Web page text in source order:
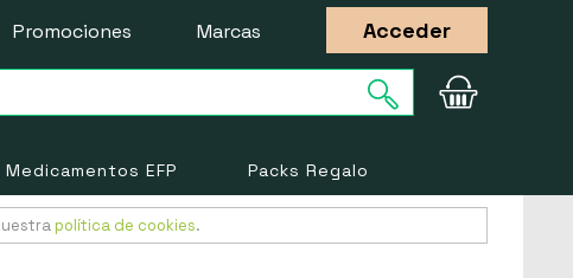
Promociones Marcas Acceder
Medicamentos EFP Packs Regalo
política de cookies.